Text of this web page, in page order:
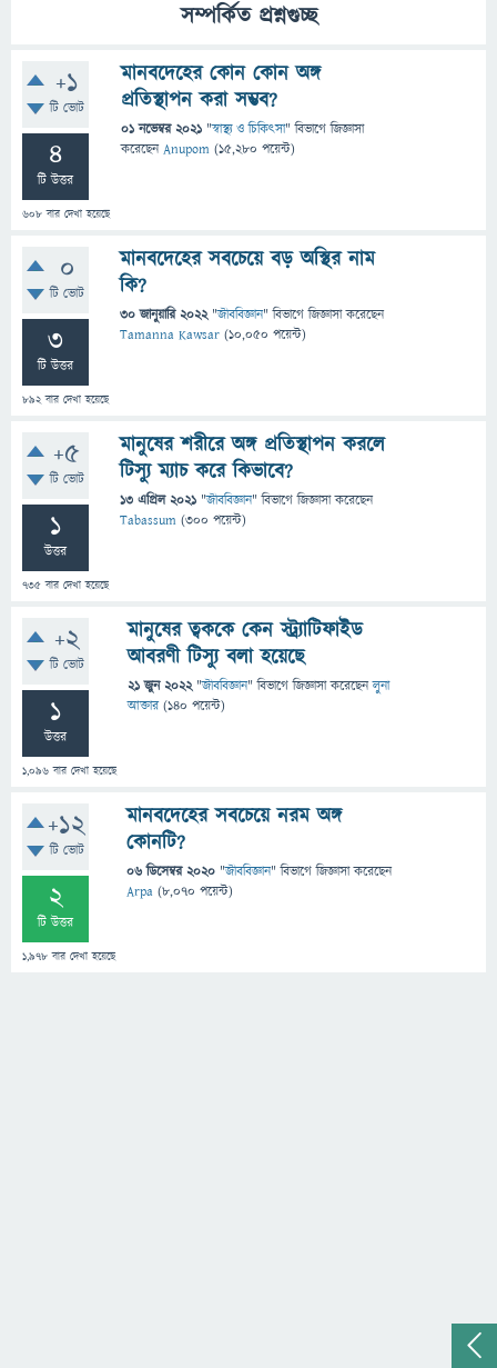
সম্পর্কিত প্রশ্নগুচ্ছ
+1
টি ভোট
4
টি উত্তর
608 বার দেখা হয়েছে
মানবদেহের কোন কোন অঙ্গ
প্রতিস্থাপন করা সম্ভব?
01 নভেম্বর 2021 "স্বাস্থ্য ও চিকিৎসা" বিভাগে জিজ্ঞাসা
করেছেনAnupom (15,280 পয়েন্ট)
0
টি ভোট
3
টি উত্তর
892বার দেখা হয়েছে
মানবদেহের সবচেয়ে বড় অস্থির নাম
কি?
30 জানুয়ারি 2022 "জীববিজ্ঞান" বিভাগে জিজ্ঞাসাকরেছেন
Tamanna Kawsar (10,050 পয়েন্ট)
+5
টি ভোট
1
উত্তর
735 বার দেখা হয়েছে
মানুষের শরীরে অঙ্গ প্রতিস্থাপন করলে
টিস্যু ম্যাচ করে কিভাবে?
13 এপ্রিল 2021 "জীববিজ্ঞান" বিভাগে জিজ্ঞাসাকরেছেন
Tabassum (300 পয়েন্ট)
+2
টি ভোট
1
উত্তর
1,096 বার দেখা হয়েছে
মানুষের ত্বককে কেন স্ট্র্যাটিফাইড
আবরণী টিস্যু বলা হয়েছে
21 জুন 2022 "জীববিজ্ঞান" বিভাগে জিজ্ঞাসাকরেছেনলুনা
আক্তার (140 পয়েন্ট)
+12
টি ভোট
2
টি উত্তর
1,978 বার দেখা হয়েছে
মানবদেহের সবচেয়ে নরম অঙ্গ
কোনটি?
06 ডিসেম্বর 2020 "জীববিজ্ঞান" বিভাগে জিজ্ঞাসাকরেছেন
Arpa (8,070 পয়েন্ট)